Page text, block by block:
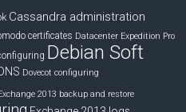
Cassandra administration
certificates Datacenter Expedition Pro
Debian Soft
Dovecot configuring
2013 backup and restore